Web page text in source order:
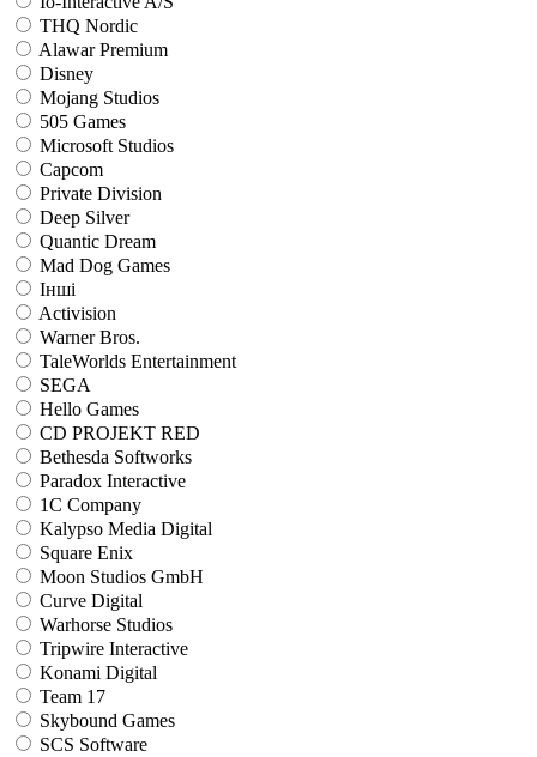
THQ Nordic
Alawar Premium
Disney
Mojang Studios
505 Games
Microsoft Studios
Capcom
Private Division
Deep Silver
Quantic Dream
Mad Dog Games
Інші
Activision
Warner Bros.
TaleWorlds Entertainment
SEGA
Hello Games
CD PROJEKT RED
Bethesda Softworks
Paradox Interactive
1C Company
Kalypso Media Digital
Square Enix
Moon Studios GmbH
Curve Digital
Warhorse Studios
Tripwire Interactive
Konami Digital
Team 17
Skybound Games
SCS Software